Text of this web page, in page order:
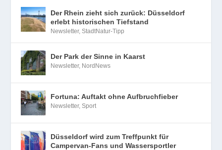
Der Rhein zieht sich zurück: Düsseldorf
erlebt historischen Tiefstand
Newsletter,StadtNatur-Tipp
Der Park der Sinne in Kaarst
Newsletter, NordNews
Fortuna: Auftakt ohne Aufbruchfieber
Newsletter,Sport
Düsseldorf wird zum Treffpunkt für
Campervan-Fans und Wassersportler